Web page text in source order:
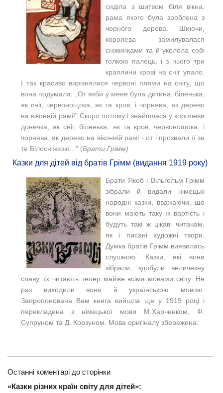
сиділа з шитвом біля вікна,
рама якого була зроблена з
чорного дерева. Шиючи,
королева замилувалася
сніжинками та й уколола собі
голкою палець, і з нього три
краплини крові на сніг упало.
І так красиво вирізнялися червоні плями на снігу, що
вона подумала: „От якби у мене була дитина, біленька,
як сніг, червонощока, як та кров, і чорнява, як дерево
на віконній рамі!" Скоро потому і знайшлася у королеви
донечка, як сніг, біленька, як та кров, червонощока, і
чорнява, як дерево на віконній рамі - от і прозвали її за
те Білосніжкою..." (Брати Грімм)
Казки для дітей від братів Грімм (видання 1919 року)
Брати Якоб і Вільгельм Грімм
зібрали й видали німецькі
народні казки, вважаючи, що
вони мають таку ж вартість і
будуть такі ж цікаві читачам,
як і писані художні твори.
Думка братів Грімм виявилась
слушною. Казки, які вони
зібрали, здобули величезну
славу, їх читають тепер майже всіма мовами світу. Не
раз виходили вони й українською мовою.
Запропонована Вам книга вийшла ще у 1919 році і
перекладена з німецької мови М.Харченком, Ф.
Супруном та Д. Корзуном. Мова оригіналу збережена.
Останні коментарі до сторінки
«Казки різних країн світу для дітей»: